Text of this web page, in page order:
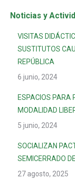
Noticias y
VISITAS
SUSTITUTOS
REPÚBLICA
6 junio, 2024
ESPACIOS PARA
MODALIDAD
5 junio, 2024
SOCIALIZAN
SEMICERRADO
27 agosto, 2025